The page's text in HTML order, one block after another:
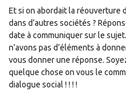
Et si on abordait la réouverture
dans d’autres sociétés ?
date à communiquer sur le
n’avons pas d’éléments à
vous donner une réponse.
quelque chose on vous le
dialogue social ! ! ! !